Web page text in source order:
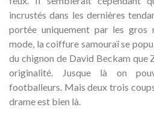
incrustés dans les dernières
portée uniquement par les gros
mode, la coiffure samouraï se
du chignon de David Beckam que
originalité. Jusque là on
footballeurs. Mais deux trois
drame est bien là.